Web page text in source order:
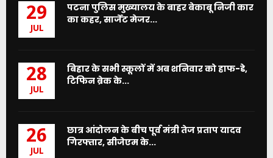
29
JUL
पटना पुलिस मुख्यालय के बाहर बेकाबू निजी कार
का कहर, सार्जेंट मेजर...
28
JUL
बिहार के सभी स्कूलों में अब शनिवार को हाफ-डे,
टिफिन ब्रेक के...
26
JUL
छात्र आंदोलन के बीच पूर्व मंत्री तेज प्रताप यादव
गिरफ्तार, सीजेएम के...